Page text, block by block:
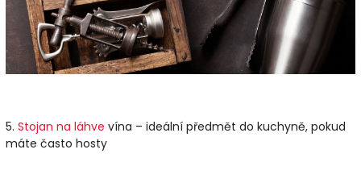
5. Stojan na láhve vína – ideální předmět do kuchyně, pokud
máte často hosty